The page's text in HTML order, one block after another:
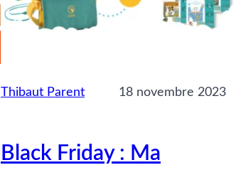
Thibaut Parent 18 novembre 2023
Black Friday : Ma